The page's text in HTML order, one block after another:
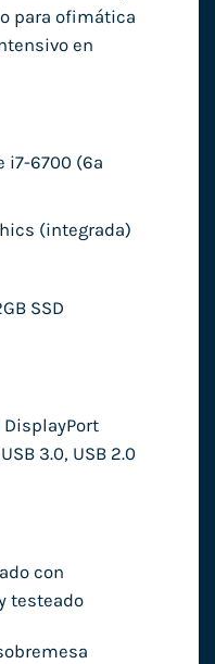
para ofimática
en
i7-6700 (6ª
(integrada)
SSD
DisplayPort
3.0, USB 2.0
con
testeado